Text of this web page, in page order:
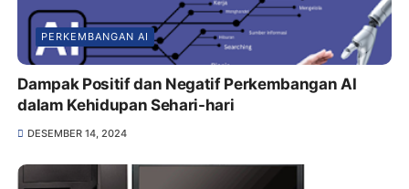
PERKEMBANGAN AI
Dampak Positif dan Negatif Perkembangan AI
dalam Kehidupan Sehari-hari
DESEMBER 14, 2024